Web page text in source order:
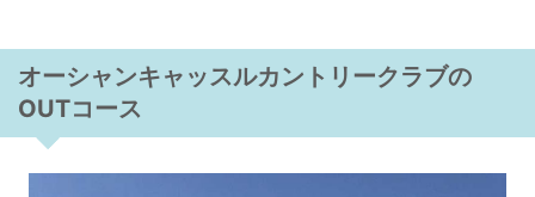
オーシャンキャッスルカントリークラブの
OUTコース